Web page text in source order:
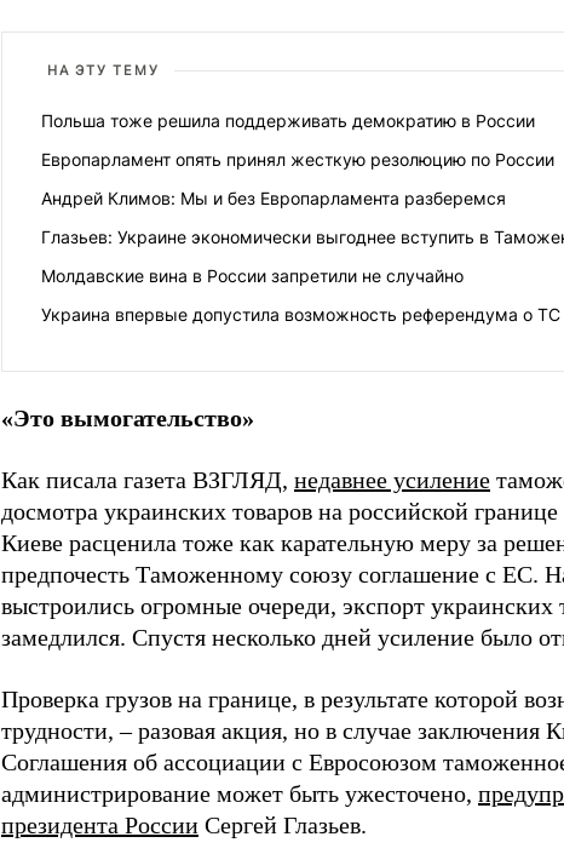
НА ЭТУ ТЕМУ
Польша тоже решила поддерживать демократию в России
Европарламент опять принял жесткую резолюцию по России
Андрей Климов: Мы и без Европарламента разберемся
Глазьев: Украине экономически выгоднее вступить в
Молдавские вина в России запретили не случайно
Украина впервые допустила возможность референдума о ТС
«Это вымогательство»
Как писала газета ВЗГЛЯД, недавнее усиление
досмотра украинских товаров на российской
Киеве расценила тоже как карательную меру за
предпочесть Таможенному союзу соглашение с ЕС.
выстроились огромные очереди, экспорт украинских
замедлился. Спустя несколько дней усиление было
Проверка грузов на границе, в результате которой
трудности, – разовая акция, но в случае заключения
Соглашения об ассоциации с Евросоюзом
администрирование может быть ужесточено,
президента России Сергей Глазьев.